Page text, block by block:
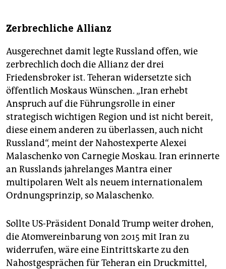
Zerbrechliche Allianz
Ausgerechnet damit legte Russland offen, wie
zerbrechlich doch die Allianz der drei
Friedensbroker ist. Teheran widersetzte sich
öffentlich Moskaus Wünschen. „Iran erhebt
Anspruch auf die Führungsrolle in einer
strategisch wichtigen Region und ist nicht bereit,
diese einem anderen zu überlassen, auch nicht
Russland“, meint der Nahostexperte Alexei
Malaschenko von Carnegie Moskau. Iran erinnerte
an Russlands jahrelanges Mantra einer
multipolaren Welt als neuem internationalem
Ordnungsprinzip, so Malaschenko.
Sollte US-Präsident Donald Trump weiter drohen,
die Atomvereinbarung von 2015 mit Iran zu
widerrufen, wäre eine Eintrittskarte zu den
Nahostgesprächen für Teheran ein Druckmittel,